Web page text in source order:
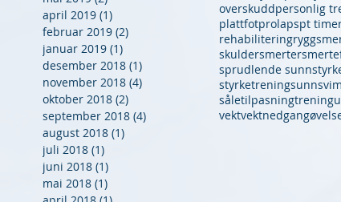
april 2019 (1)
februar 2019 (2)
januar 2019 (1)
desember 2018 (1)
november 2018 (4)
oktober 2018 (2)
september 2018 (4)
august 2018 (1)
juli 2018 (1)
juni 2018 (1)
mai 2018 (1)
overskuddpersonlig
plattfotprolapspt
rehabilitering
skuldersmerter
sprudlende sunn
styrketreningsunn
såletilpasningtrening
vektvektnedgang